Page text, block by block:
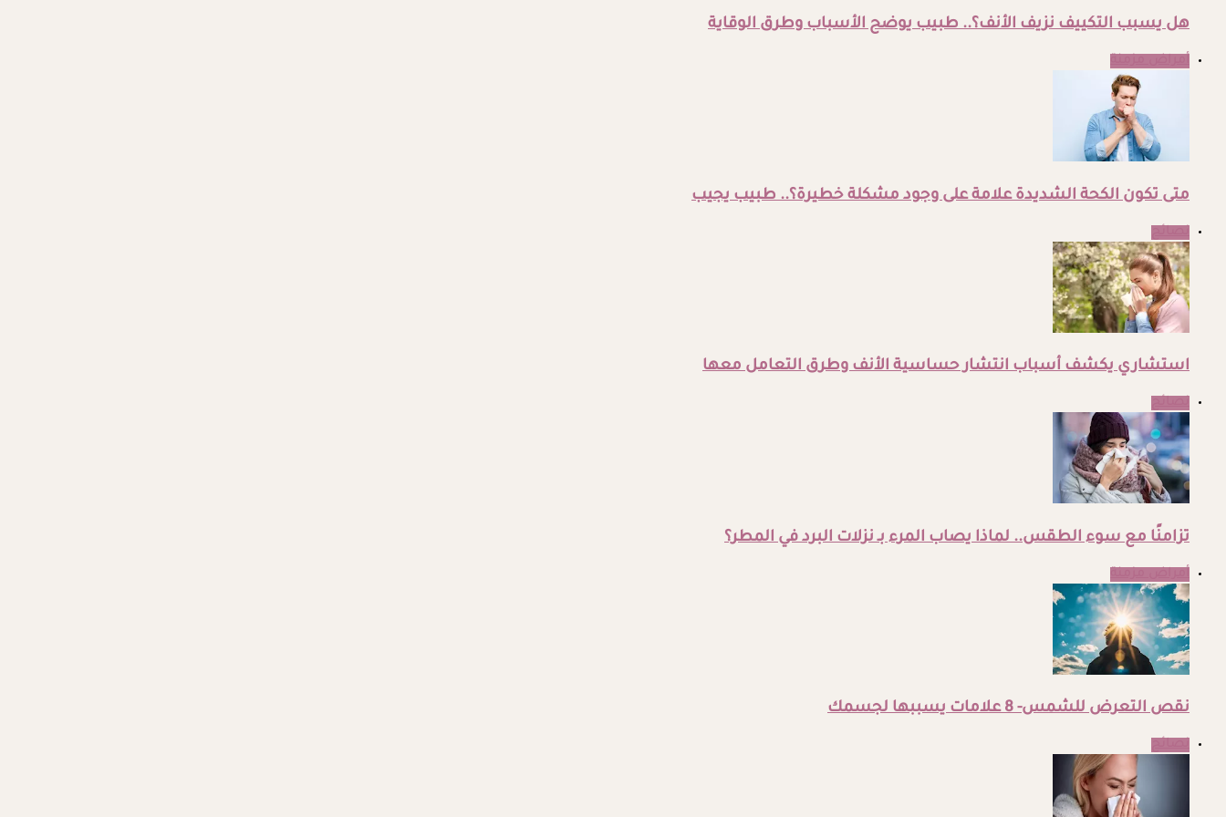
هل يسبب التكييف نزيف الأنف؟.. طبيب يوضح الأسباب وطرق الوقاية
متى تكون الكحة الشديدة علامة على وجود مشكلة خطيرة؟.. طبيب يجيب
استشاري يكشف أسباب انتشار حساسية الأنف وطرق التعامل معها
تزامنًا مع سوء الطقس.. لماذا يصاب المرء بـ نزلات البرد في المطر؟
نقص التعرض للشمس- 8 علامات يسببها لجسمك